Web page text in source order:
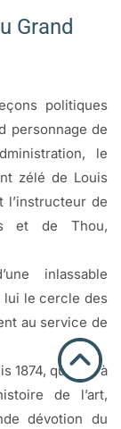
Grand
politiques
personnage de
le
zélé de Louis
l’instructeur de
et de Thou,
inlassable
le cercle des
au service de
1874, qui met à
de l’art,
dévotion du